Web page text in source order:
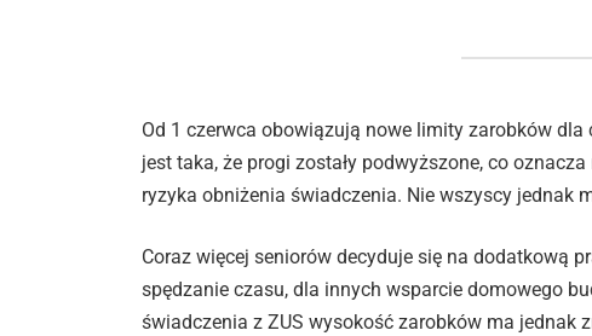
Od 1 czerwca obowiązują nowe limity zarobków
jest taka, że progi zostały podwyższone, co
ryzyka obniżenia świadczenia. Nie wszyscy jednak
Coraz więcej seniorów decyduje się na dodatkową
spędzanie czasu, dla innych wsparcie domowego
świadczenia z ZUS wysokość zarobków ma jednak